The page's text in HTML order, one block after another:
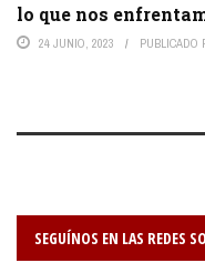
lo que nos
24 JUNIO, 2023 PUBLICADO
SEGUÍNOS EN LAS REDES